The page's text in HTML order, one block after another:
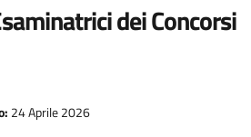
dei Concorsi
24 Aprile 2026